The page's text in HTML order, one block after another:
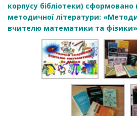
корпусу бібліотеки)
методичної літератури:
вчителю математики та